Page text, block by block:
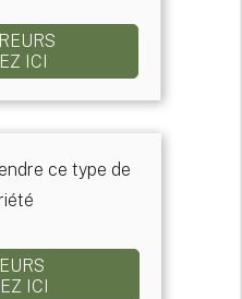
ICI
ce type de
ICI